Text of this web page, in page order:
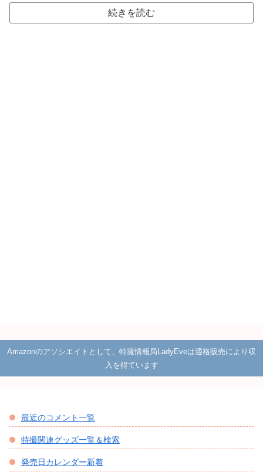
続きを読む
Amazonのアソシエイトとして、特撮情報局LadyEveは適格販売により収
入を得ています
最近のコメント一覧
特撮関連グッズ一覧＆検索
発売日カレンダー新着